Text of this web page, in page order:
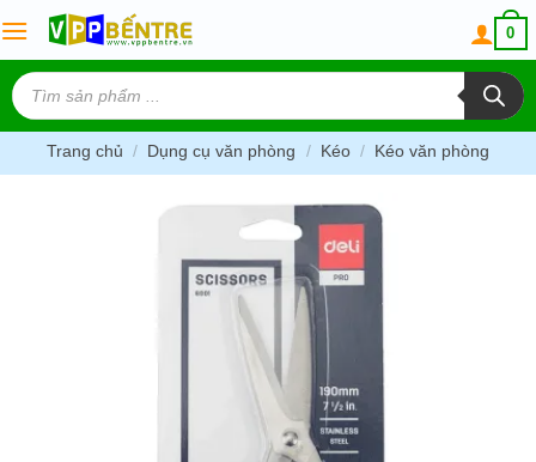
to
content
0
Tìm
kiếm
sản
phẩm
Trang chủ / Dụng cụ văn phòng / Kéo / Kéo văn phòng